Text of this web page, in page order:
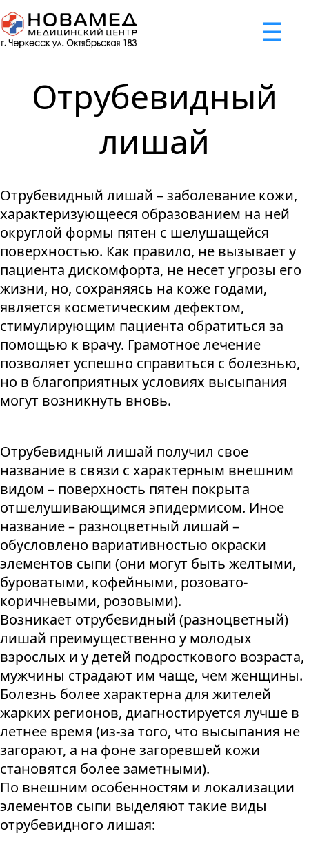
☰
x
Задать вопрос
данных."
Отправить вопрос
Успешно
Мы свяжемся с вами в ближайшее время
Неудача
Некорректно введен номер телефона
Неудача
Отклонена капча
Неудача
Не введено имя или вопрос
Неудача
Не принято соглашение
Отрубевидный
лишай
Отрубевидный лишай – заболевание кожи,
характеризующееся образованием на ней
округлой формы пятен с шелушащейся
поверхностью. Как правило, не вызывает у
пациента дискомфорта, не несет угрозы его
жизни, но, сохраняясь на коже годами,
является косметическим дефектом,
стимулирующим пациента обратиться за
помощью к врачу. Грамотное лечение
позволяет успешно справиться с болезнью,
но в благоприятных условиях высыпания
могут возникнуть вновь.
Отрубевидный лишай получил свое
название в связи с характерным внешним
видом – поверхность пятен покрыта
отшелушивающимся эпидермисом. Иное
название – разноцветный лишай –
обусловлено вариативностью окраски
элементов сыпи (они могут быть желтыми,
буроватыми, кофейными, розовато-
коричневыми, розовыми).
Возникает отрубевидный (разноцветный)
лишай преимущественно у молодых
взрослых и у детей подросткового возраста,
мужчины страдают им чаще, чем женщины.
Болезнь более характерна для жителей
жарких регионов, диагностируется лучше в
летнее время (из-за того, что высыпания не
загорают, а на фоне загоревшей кожи
становятся более заметными).
По внешним особенностям и локализации
элементов сыпи выделяют такие виды
отрубевидного лишая: